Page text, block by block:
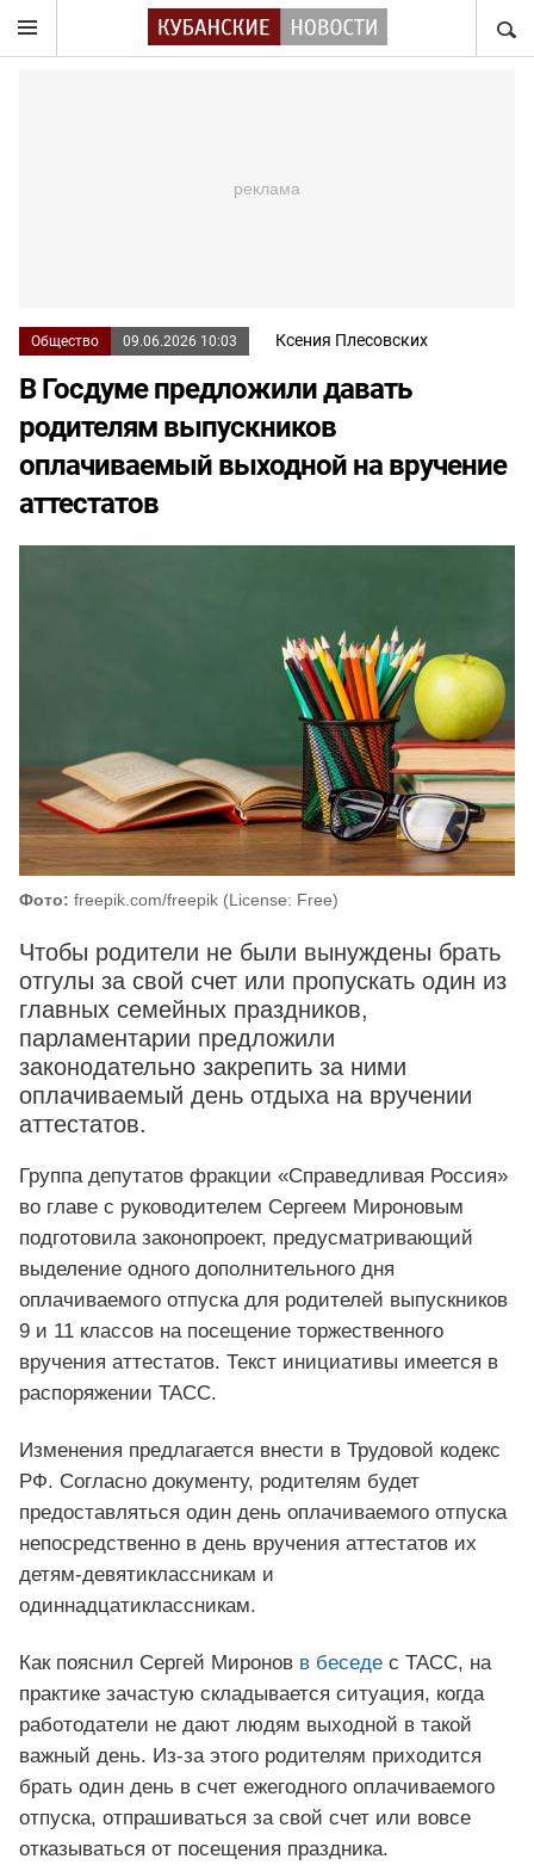
Общество 09.06.2026 10:03 Ксения Плесовских
В Госдуме предложили давать
родителям выпускников
оплачиваемый выходной на вручение
аттестатов
Фото: freepik.com/freepik (License: Free)
Чтобы родители не были вынуждены брать
отгулы за свой счет или пропускать один из
главных семейных праздников,
парламентарии предложили
законодательно закрепить за ними
оплачиваемый день отдыха на вручении
аттестатов.
Группа депутатов фракции «Справедливая Россия»
во главе с руководителем Сергеем Мироновым
подготовила законопроект, предусматривающий
выделение одного дополнительного дня
оплачиваемого отпуска для родителей выпускников
9 и 11 классов на посещение торжественного
вручения аттестатов. Текст инициативы имеется в
распоряжении ТАСС.
Изменения предлагается внести в Трудовой кодекс
РФ. Согласно документу, родителям будет
предоставляться один день оплачиваемого отпуска
непосредственно в день вручения аттестатов их
детям-девятиклассникам и
одиннадцатиклассникам.
Как пояснил Сергей Миронов в беседе с ТАСС, на
практике зачастую складывается ситуация, когда
работодатели не дают людям выходной в такой
важный день. Из-за этого родителям приходится
брать один день в счет ежегодного оплачиваемого
отпуска, отпрашиваться за свой счет или вовсе
отказываться от посещения праздника.